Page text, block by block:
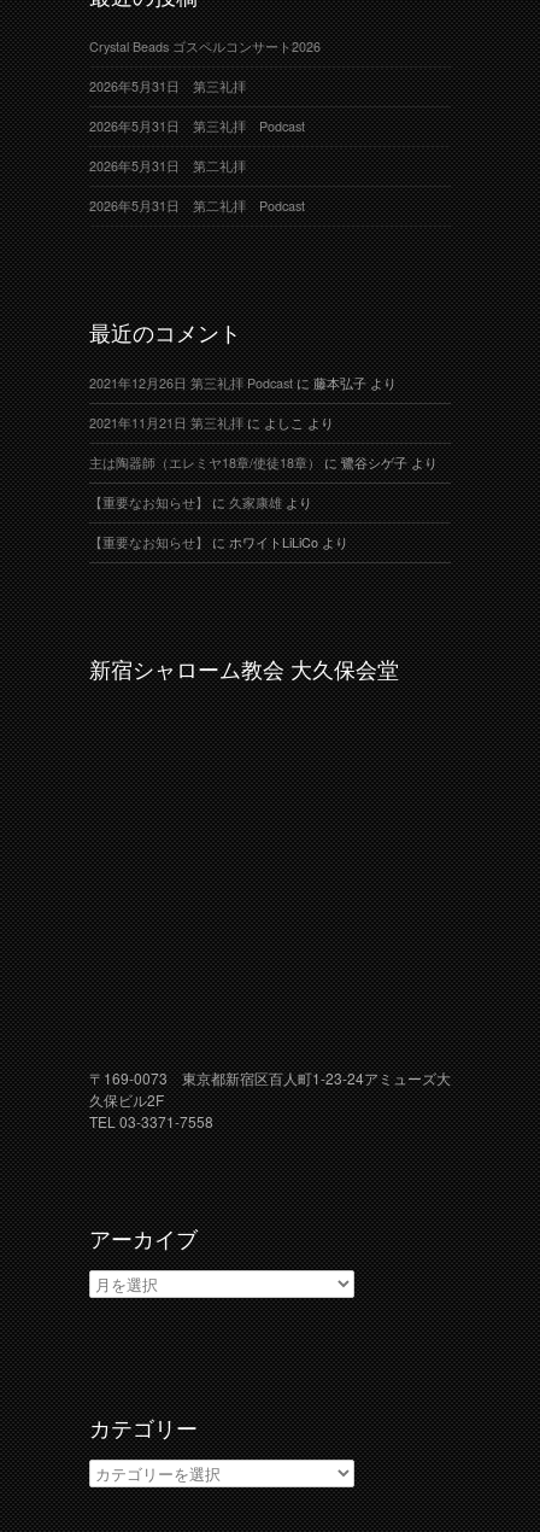
Crystal Beads ゴスペルコンサート2026
2026年5月31日 第三礼拝
2026年5月31日 第三礼拝 Podcast
2026年5月31日 第二礼拝
2026年5月31日 第二礼拝 Podcast
最近のコメント
2021年12月26日 第三礼拝 Podcastに藤本弘子より
2021年11月21日 第三礼拝によしこより
主は陶器師（エレミヤ18章/使徒18章）に鷺谷シゲ子より
【重要なお知らせ】に久家康雄より
【重要なお知らせ】にホワイトLiLiCoより
新宿シャローム教会 大久保会堂
〒169-0073 東京都新宿区百人町1-23-24アミューズ大
久保ビル2F
TEL 03-3371-7558
アーカイブ
ア
ー
カ
イ
ブ
カテゴリー
カ
テ
ゴ